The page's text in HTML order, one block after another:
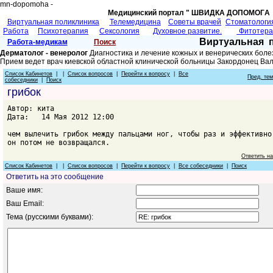
mn-dopomoha -
Медицинский портал " ШВИДКА
Виртуальная поликлиника
Телемедицина Советы врачей
Работа
Психотерапия Сексология Духовное развитие.
Работа-медикам
Поиск Виртуальная
Дерматолог - венеролог Диагностика и лечение кожных и венерических
Прием ведет врач киевской областной клинической больницы Закордонец
Список Кабинетов Список вопросов Перейти к вопросу
Все
собеседники
Поиск Пред.
грибок
Автор: кита
Дата: 14 Мая 2012 12:00
чем вылечить грибок между пальцами ног, чтобы раз и
он потом не возвращался.
Ответить
Список Кабинетов
Список вопросов Перейти к вопросу Все собеседники Поиск
Ответить на это сообщение
Ваше имя:
Ваш Email:
Тема (русскими буквами):